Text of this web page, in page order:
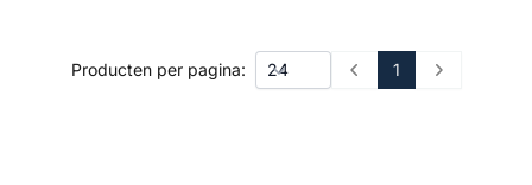
Producten per pagina: Prev 1 Next